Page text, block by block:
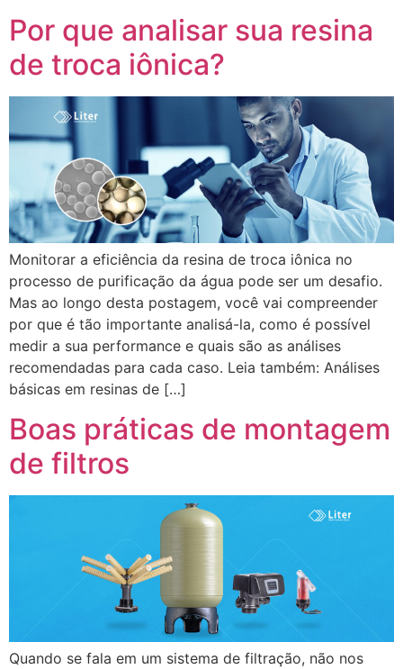
Por que analisar sua resina
de troca iônica?
Monitorar a eficiência da resina de troca iônica no
processo de purificação da água pode ser um desafio.
Mas ao longo desta postagem, você vai compreender
por que é tão importante analisá-la, como é possível
medir a sua performance e quais são as análises
recomendadas para cada caso. Leia também: Análises
básicas em resinas de […]
Boas práticas de montagem
de filtros
Quando se fala em um sistema de filtração, não nos